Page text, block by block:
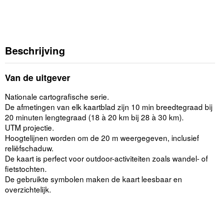
Beschrijving
Van de uitgever
Nationale cartografische serie.
De afmetingen van elk kaartblad zijn 10 min breedtegraad bij
20 minuten lengtegraad (18 à 20 km bij 28 à 30 km).
UTM projectie.
Hoogtelijnen worden om de 20 m weergegeven, inclusief
reliëfschaduw.
De kaart is perfect voor outdoor-activiteiten zoals wandel- of
fietstochten.
De gebruikte symbolen maken de kaart leesbaar en
overzichtelijk.